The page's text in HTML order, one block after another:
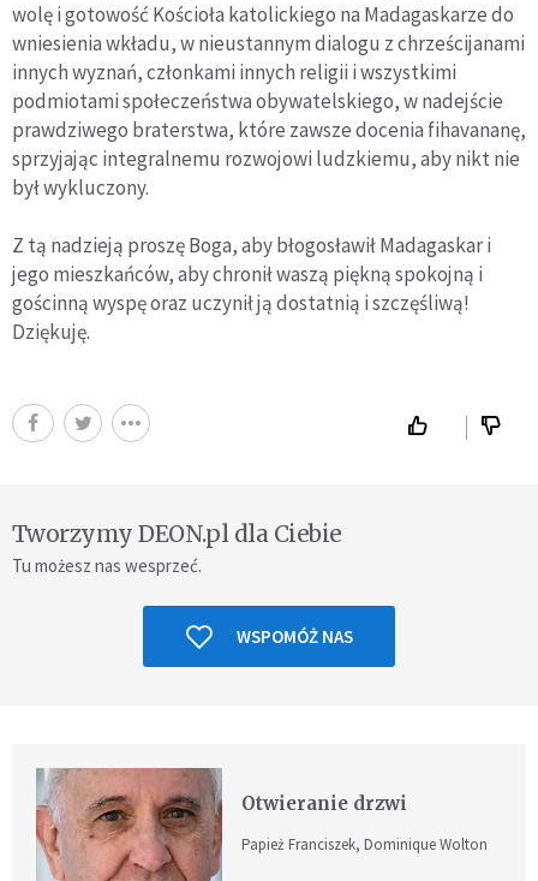
wolę i gotowość Kościoła katolickiego na Madagaskarze do
wniesienia wkładu, w nieustannym dialogu z chrześcijanami
innych wyznań, członkami innych religii i wszystkimi
podmiotami społeczeństwa obywatelskiego, w nadejście
prawdziwego braterstwa, które zawsze docenia fihavananę,
sprzyjając integralnemu rozwojowi ludzkiemu, aby nikt nie
był wykluczony.
Z tą nadzieją proszę Boga, aby błogosławił Madagaskar i
jego mieszkańców, aby chronił waszą piękną spokojną i
gościnną wyspę oraz uczynił ją dostatnią i szczęśliwą!
Dziękuję.
Tworzymy DEON.pl dla Ciebie
Tu możesz nas wesprzeć.
WSPOMÓŻ NAS
Otwieranie drzwi
Papież Franciszek, Dominique Wolton